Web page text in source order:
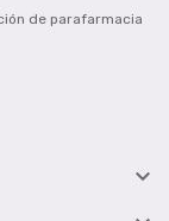
de parafarmacia
